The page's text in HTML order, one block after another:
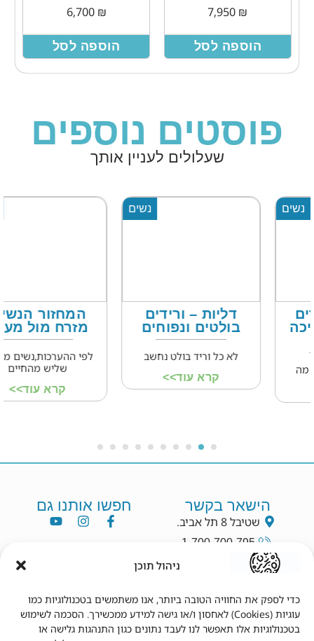
ניהול תוכן
כדי לספק את החוויה הטובה ביותר, אנו משתמשים בטכנולוגיות כמו
עוגיות (Cookies) לאחסון ו/או גישה למידע ממכשירך. הסכמה לשימוש
בטכנולוגיות אלו תאפשר לנו לעבד נתונים כגון התנהגות גלישה או
₪
הוספה לסל
₪
6,700
הוספה לסל
פוסטים נוספים
שעלולים לעניין אותך
דליות – ורידים
בולטים ונפוחים
לא כל וריד בולט נחשב
קרא עוד>>
המחזור הנשי –
מזרח מול מערב
לפי ההערכות,נשים מבלות
שליש מהחיים
קרא עוד>>
הישאר בקשר
שטיבל 8 תל אביב.
1-700-700-795
info@dryang.co.il
חפשו אותנו גם
תנאי שימוש מידע נוסף